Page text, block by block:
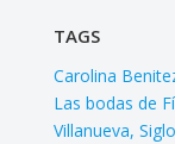
TAGS
Carolina
Las bodas de
Villanueva